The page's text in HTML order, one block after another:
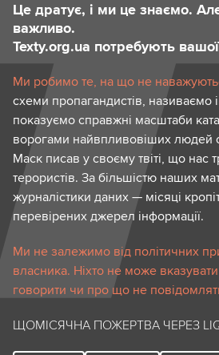
Це дратує, і ми це знаємо.
важливо.
Texty.org.ua потребують
Ми робимо те, на що не
схеми пропагандистів, називаємо
показуємо справжні масштаби
ворогами найвпливовіших людей
Маск писав у своєму твіті, що нас
терористів. За більшістю наших
журналістики даних — місяці
перевірених джерел інформації.
Ми не залежимо від політичних
власника. Ніхто не може
говорити чи про що не
ЩОМІСЯЧНА ПОЖЕРТВА ЧЕРЕЗ